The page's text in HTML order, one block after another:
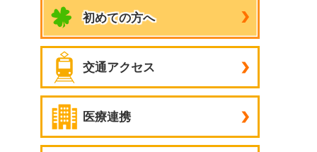
初めての方へ
交通アクセス
医療連携